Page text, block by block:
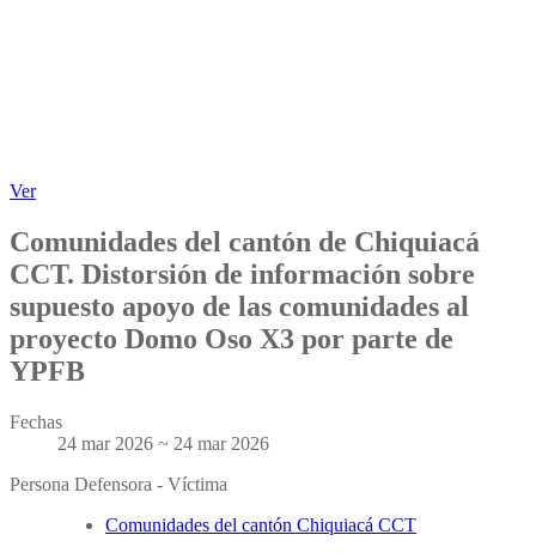
Ver
Comunidades del cantón de Chiquiacá
CCT. Distorsión de información sobre
supuesto apoyo de las comunidades al
proyecto Domo Oso X3 por parte de
YPFB
Fechas
24 mar 2026 ~ 24 mar 2026
Persona Defensora - Víctima
Comunidades del cantón Chiquiacá CCT